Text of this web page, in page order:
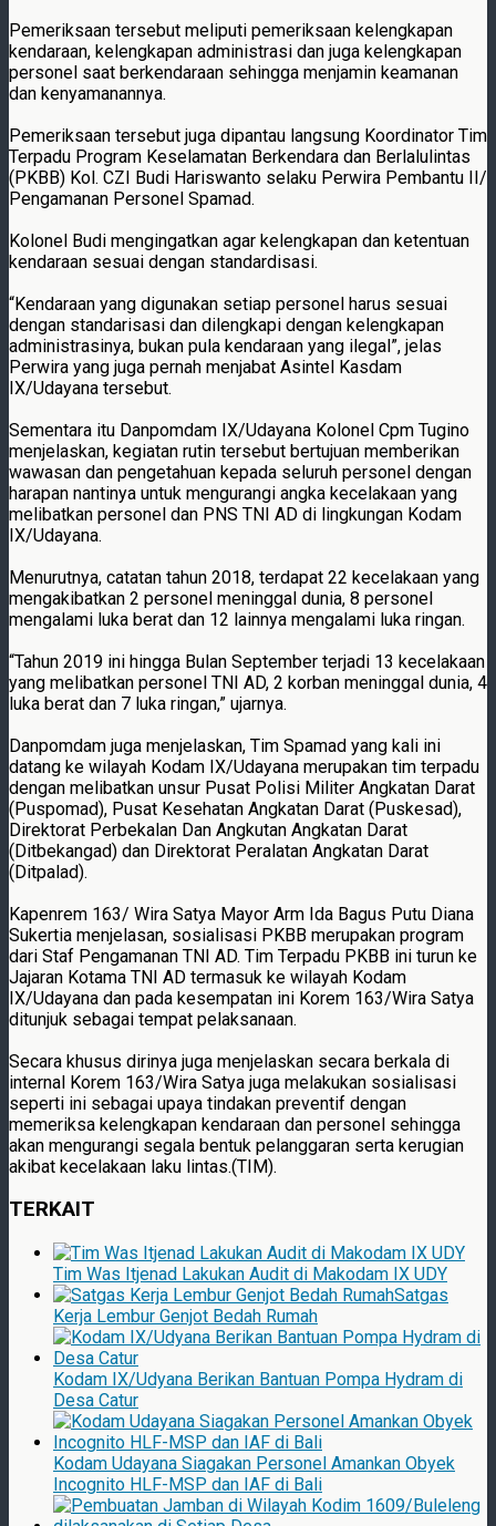
Pemeriksaan tersebut meliputi pemeriksaan kelengkapan
kendaraan, kelengkapan administrasi dan juga kelengkapan
personel saat berkendaraan sehingga menjamin keamanan
dan kenyamanannya.
Pemeriksaan tersebut juga dipantau langsung Koordinator Tim
Terpadu Program Keselamatan Berkendara dan Berlalulintas
(PKBB) Kol. CZI Budi Hariswanto selaku Perwira Pembantu II/
Pengamanan Personel Spamad.
Kolonel Budi mengingatkan agar kelengkapan dan ketentuan
kendaraan sesuai dengan standardisasi.
“Kendaraan yang digunakan setiap personel harus sesuai
dengan standarisasi dan dilengkapi dengan kelengkapan
administrasinya, bukan pula kendaraan yang ilegal”, jelas
Perwira yang juga pernah menjabat Asintel Kasdam
IX/Udayana tersebut.
Sementara itu Danpomdam IX/Udayana Kolonel Cpm Tugino
menjelaskan, kegiatan rutin tersebut bertujuan memberikan
wawasan dan pengetahuan kepada seluruh personel dengan
harapan nantinya untuk mengurangi angka kecelakaan yang
melibatkan personel dan PNS TNI AD di lingkungan Kodam
IX/Udayana.
Menurutnya, catatan tahun 2018, terdapat 22 kecelakaan yang
mengakibatkan 2 personel meninggal dunia, 8 personel
mengalami luka berat dan 12 lainnya mengalami luka ringan.
“Tahun 2019 ini hingga Bulan September terjadi 13 kecelakaan
yang melibatkan personel TNI AD, 2 korban meninggal dunia, 4
luka berat dan 7 luka ringan,” ujarnya.
Danpomdam juga menjelaskan, Tim Spamad yang kali ini
datang ke wilayah Kodam IX/Udayana merupakan tim terpadu
dengan melibatkan unsur Pusat Polisi Militer Angkatan Darat
(Puspomad), Pusat Kesehatan Angkatan Darat (Puskesad),
Direktorat Perbekalan Dan Angkutan Angkatan Darat
(Ditbekangad) dan Direktorat Peralatan Angkatan Darat
(Ditpalad).
Kapenrem 163/ Wira Satya Mayor Arm Ida Bagus Putu Diana
Sukertia menjelasan, sosialisasi PKBB merupakan program
dari Staf Pengamanan TNI AD. Tim Terpadu PKBB ini turun ke
Jajaran Kotama TNI AD termasuk ke wilayah Kodam
IX/Udayana dan pada kesempatan ini Korem 163/Wira Satya
ditunjuk sebagai tempat pelaksanaan.
Secara khusus dirinya juga menjelaskan secara berkala di
internal Korem 163/Wira Satya juga melakukan sosialisasi
seperti ini sebagai upaya tindakan preventif dengan
memeriksa kelengkapan kendaraan dan personel sehingga
akan mengurangi segala bentuk pelanggaran serta kerugian
akibat kecelakaan laku lintas.(TIM).
TERKAIT
Tim Was Itjenad Lakukan Audit di Makodam IX UDY
Satgas
Kerja Lembur Genjot Bedah Rumah
Kodam IX/Udyana Berikan Bantuan Pompa Hydram di
Desa Catur
Kodam Udayana Siagakan Personel Amankan Obyek
Incognito HLF-MSP dan IAF di Bali